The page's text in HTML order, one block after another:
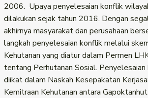
2006. Upaya penyelesaian konflik
dilakukan sejak tahun 2016. Dengan
akhirnya masyarakat dan perusahaan
langkah penyelesaian konflik melalui
Kehutanan yang diatur dalam Permen
tentang Perhutanan Sosial. Penyelesaian
diikat dalam Naskah Kesepakatan
Kemitraan Kehutanan antara